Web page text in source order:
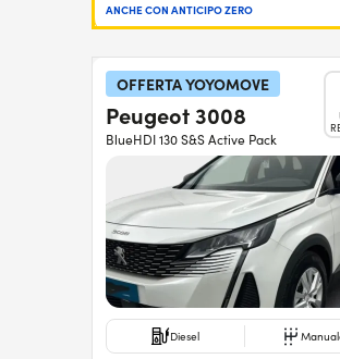
ANCHE CON ANTICIPO ZERO
OFFERTA YOYOMOVE
Peugeot 3008
BlueHDI 130 S&S Active Pack
Diesel